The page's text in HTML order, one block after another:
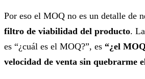
Por eso el MOQ no es un detalle de
filtro de viabilidad del producto.
es “¿cuál es el MOQ?”, es “¿el
velocidad de venta sin quebrarme